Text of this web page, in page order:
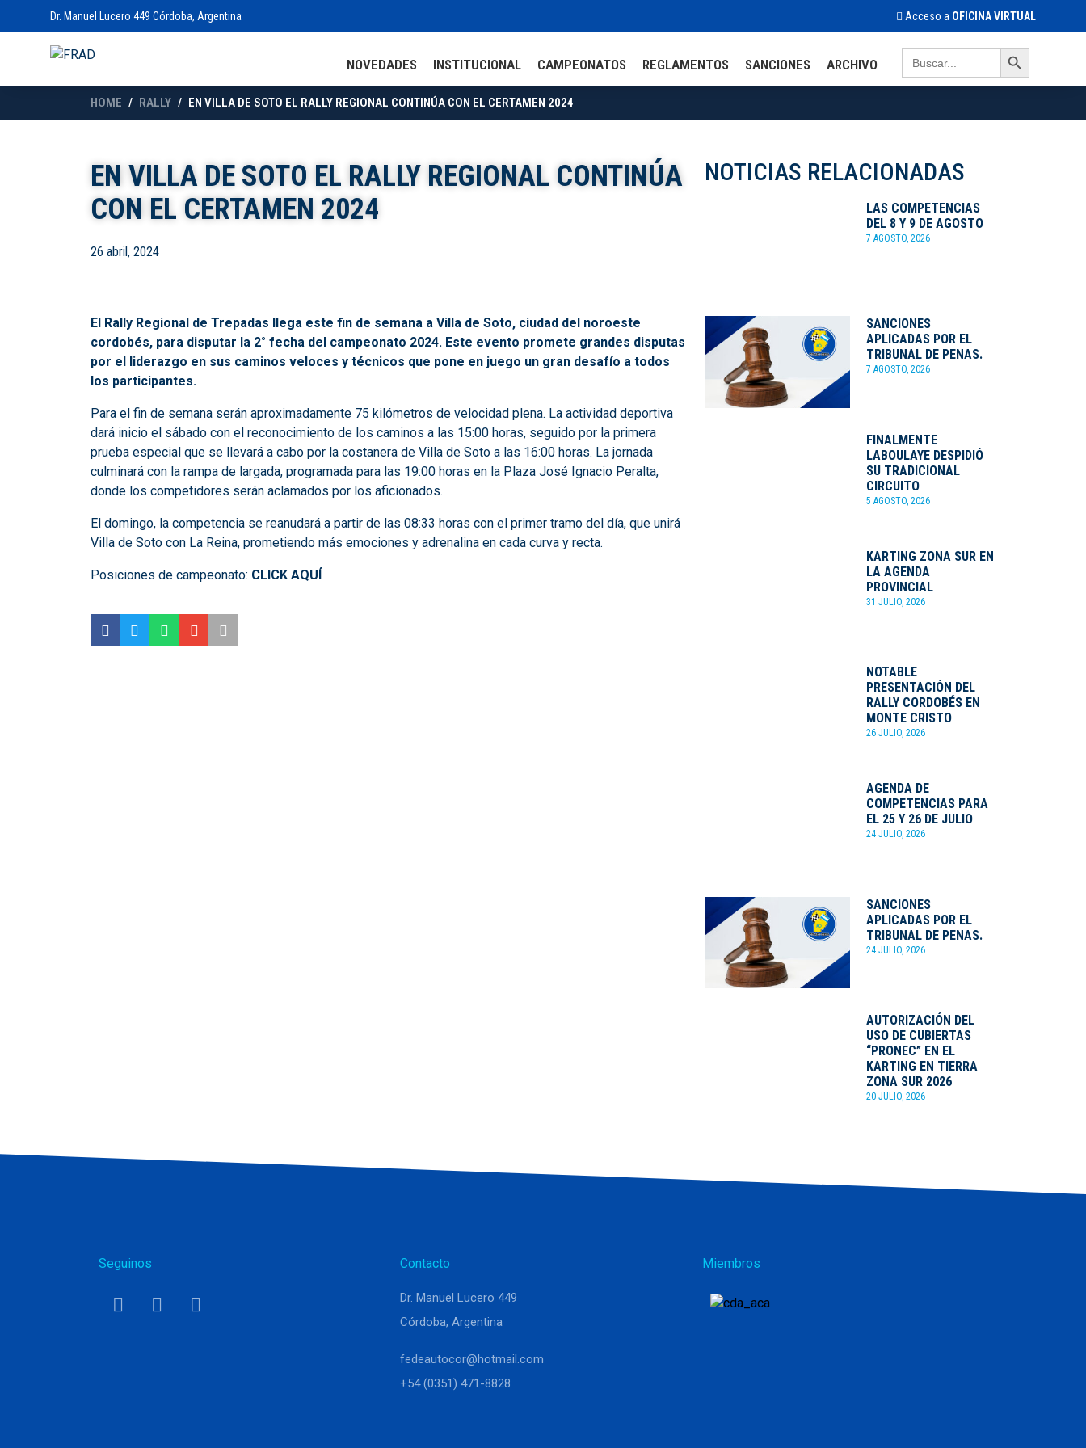
Dr. Manuel Lucero 449 Córdoba, Argentina Acceso a OFICINA VIRTUAL
NOVEDADES INSTITUCIONAL CAMPEONATOS REGLAMENTOS SANCIONES ARCHIVO
Search
for:
Search Button
HOME RALLY EN VILLA DE SOTO EL RALLY REGIONAL CONTINÚA CON EL CERTAMEN 2024
EN VILLA DE SOTO EL RALLY REGIONAL CONTINÚA
CON EL CERTAMEN 2024
26 abril, 2024
El Rally Regional de Trepadas llega este fin de semana a Villa de Soto, ciudad del noroeste
cordobés, para disputar la 2° fecha del campeonato 2024. Este evento promete grandes disputas
por el liderazgo en sus caminos veloces y técnicos que pone en juego un gran desafío a todos
los participantes.
Para el fin de semana serán aproximadamente 75 kilómetros de velocidad plena. La actividad deportiva
dará inicio el sábado con el reconocimiento de los caminos a las 15:00 horas, seguido por la primera
prueba especial que se llevará a cabo por la costanera de Villa de Soto a las 16:00 horas. La jornada
culminará con la rampa de largada, programada para las 19:00 horas en la Plaza José Ignacio Peralta,
donde los competidores serán aclamados por los aficionados.
El domingo, la competencia se reanudará a partir de las 08:33 horas con el primer tramo del día, que unirá
Villa de Soto con La Reina, prometiendo más emociones y adrenalina en cada curva y recta.
Posiciones de campeonato: CLICK AQUÍ
NOTICIAS RELACIONADAS
LAS COMPETENCIAS
DEL 8 Y 9 DE AGOSTO
7 AGOSTO, 2026
SANCIONES
APLICADAS POR EL
TRIBUNAL DE PENAS.
7 AGOSTO, 2026
FINALMENTE
LABOULAYE DESPIDIÓ
SU TRADICIONAL
CIRCUITO
5 AGOSTO, 2026
KARTING ZONA SUR EN
LA AGENDA
PROVINCIAL
31 JULIO, 2026
NOTABLE
PRESENTACIÓN DEL
RALLY CORDOBÉS EN
MONTE CRISTO
26 JULIO, 2026
AGENDA DE
COMPETENCIAS PARA
EL 25 Y 26 DE JULIO
24 JULIO, 2026
SANCIONES
APLICADAS POR EL
TRIBUNAL DE PENAS.
24 JULIO, 2026
AUTORIZACIÓN DEL
USO DE CUBIERTAS
“PRONEC” EN EL
KARTING EN TIERRA
ZONA SUR 2026
20 JULIO, 2026
Seguinos Contacto
Dr. Manuel Lucero 449
Córdoba, Argentina
fedeautocor@hotmail.com
+54 (0351) 471-8828
Miembros